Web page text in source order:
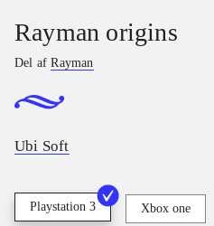
Rayman origins
Del afRayman
Ubi Soft
Playstation 3 Xbox one